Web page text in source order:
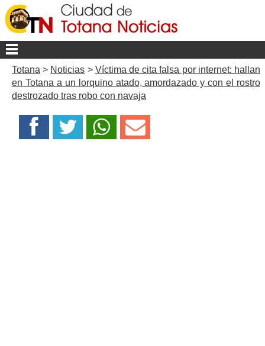
Totana > Noticias > Víctima de cita falsa por internet: hallan
en Totana a un lorquino atado, amordazado y con el rostro
destrozado tras robo con navaja